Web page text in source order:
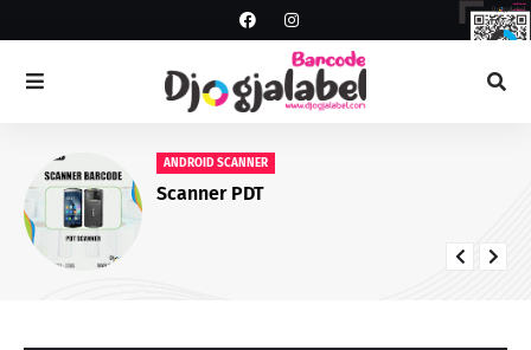
ANDROID SCANNER
Scanner PDT